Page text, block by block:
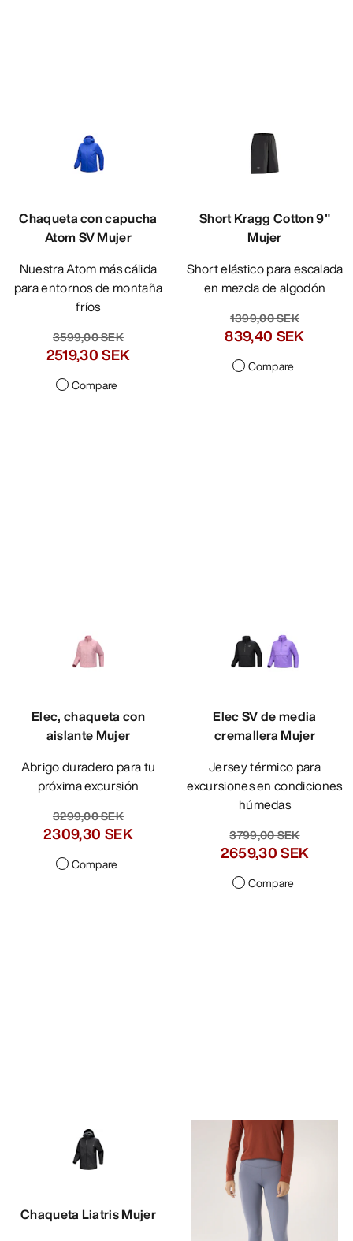
Chaqueta con capucha
Atom SV Mujer
Nuestra Atom más cálida
para entornos de montaña
fríos
3599,00 SEK
2519,30 SEK
Compare
Short Kragg Cotton 9"
Mujer
Short elástico para escalada
en mezcla de algodón
1399,00 SEK
839,40 SEK
Compare
Elec, chaqueta con
aislante Mujer
Abrigo duradero para tu
próxima excursión
3299,00 SEK
2309,30 SEK
Compare
Elec SV de media
cremallera Mujer
Jersey térmico para
excursiones en condiciones
húmedas
3799,00 SEK
2659,30 SEK
Compare
Chaqueta Liatris Mujer